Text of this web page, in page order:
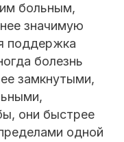
больным,
значимую
поддержка
болезнь
замкнутыми,
они быстрее
одной